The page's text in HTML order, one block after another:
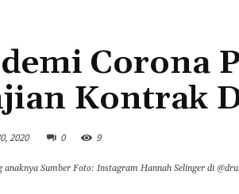
Corona
Kontrak
2020 0 9
anaknya Sumber Foto: Instagram Hannah Selinger di